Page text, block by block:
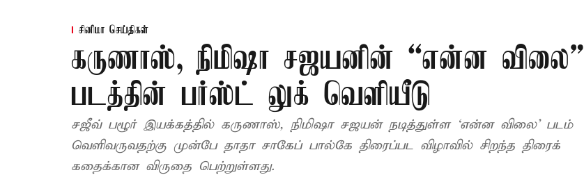
சினிமா செய்திகள்
கருணாஸ், நிமிஷா சஜயனின் “என்ன விலை”
படத்தின் பர்ஸ்ட் லுக் வெளியீடு
சஜீவ் பழூர் இயக்கத்தில் கருணாஸ், நிமிஷா சஜயன் நடித்துள்ள ‘என்ன விலை’ படம்
வெளிவரு​வதற்கு முன்பே தாதா​ சாகேப் பால்கே திரைப்பட விழா​வில் சிறந்த திரைக்​
கதைக்​கான விருதை பெற்​றுள்​ளது.